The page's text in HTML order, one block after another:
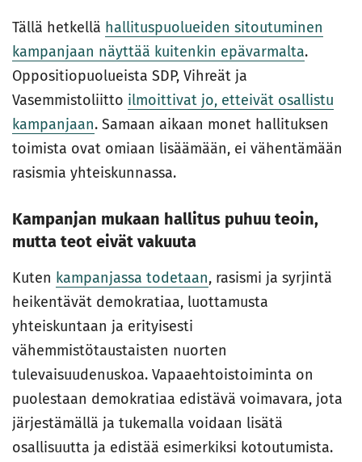
Tällä hetkellä hallituspuolueiden sitoutuminen
kampanjaan näyttää kuitenkin epävarmalta.
Oppositiopuolueista SDP, Vihreät ja
Vasemmistoliitto ilmoittivat jo, etteivät osallistu
kampanjaan. Samaan aikaan monet hallituksen
toimista ovat omiaan lisäämään, ei vähentämään
rasismia yhteiskunnassa.
Kampanjan mukaan hallitus puhuu teoin,
mutta teot eivät vakuuta
Kuten kampanjassa todetaan, rasismi ja syrjintä
heikentävät demokratiaa, luottamusta
yhteiskuntaan ja erityisesti
vähemmistötaustaisten nuorten
tulevaisuudenuskoa. Vapaaehtoistoiminta on
puolestaan demokratiaa edistävä voimavara, jota
järjestämällä ja tukemalla voidaan lisätä
osallisuutta ja edistää esimerkiksi kotoutumista.